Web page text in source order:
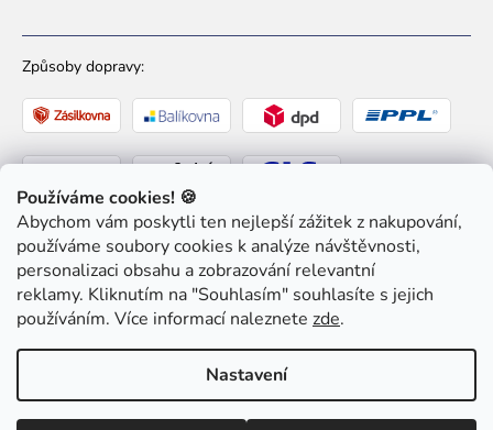
Používáme cookies! 🍪
Abychom vám poskytli ten nejlepší zážitek z nakupování,
používáme soubory cookies k analýze návštěvnosti,
personalizaci obsahu a zobrazování relevantní
reklamy. Kliknutím na "Souhlasím" souhlasíte s jejich
používáním. Více informací naleznete zde.
Nastavení
Způsoby dopravy:
Způsoby platby:
Ziaja pro Tebe
vyhrazena.Upravit nastavení cookies